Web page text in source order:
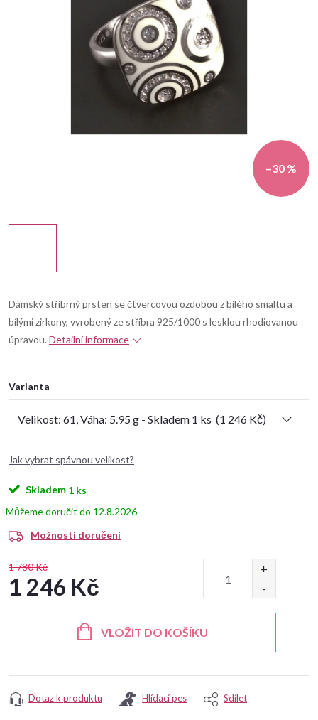
–30 %
Dámský stříbrný prsten se čtvercovou ozdobou z bílého smaltu a
bílými zirkony, vyrobený ze stříbra 925/1000 s lesklou rhodiovanou
úpravou. Detailní informace
Varianta
Jak vybrat spávnou velikost?
Skladem 1 ks
12.8.2026
Možnosti doručení
1 780 Kč
1 246 Kč
VLOŽIT DO KOŠÍKU
Dotaz k produktu Hlídací pes Sdílet